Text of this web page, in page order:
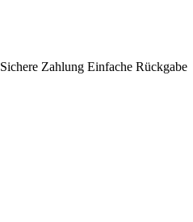
Sichere Zahlung Einfache Rückgabe